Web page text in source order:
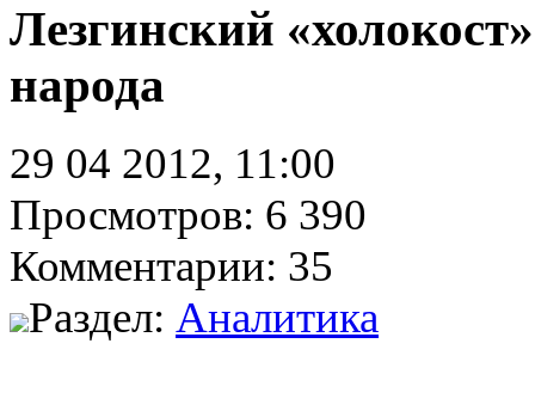
Лезгинский
народа
29 04 2012, 11:00
Просмотров: 6 390
Комментарии: 35
Раздел: Аналитика